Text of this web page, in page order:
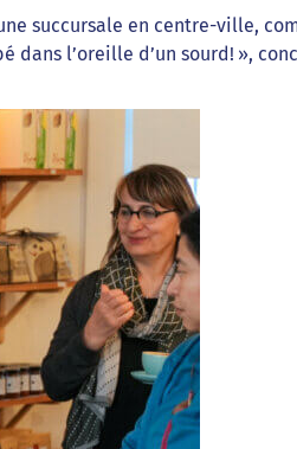
succursale en centre-ville,
dans l’oreille d’un sourd! »,